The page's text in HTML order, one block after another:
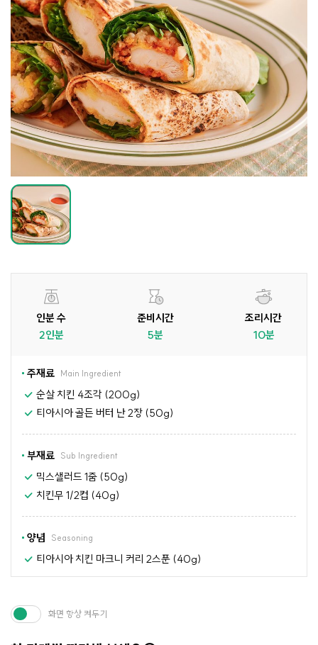
인분 수
2인분
준비시간
5분
조리시간
10분
주재료 Main Ingredient
순살 치킨 4조각 (200g)
티아시아 골든 버터 난 2장 (50g)
부재료 Sub Ingredient
믹스샐러드 1줌 (50g)
치킨무 1/2컵 (40g)
양념 Seasoning
티아시아 치킨 마크니 커리 2스푼 (40g)
화면 항상 켜두기